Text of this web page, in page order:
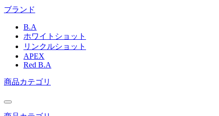
エ
ア
へ
ブランド
B.A
ホワイトショット
リンクルショット
APEX
Red B.A
商品カテゴリ